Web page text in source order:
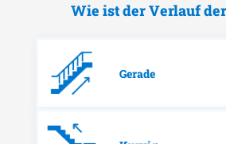
Wie ist der Verlauf
Gerade